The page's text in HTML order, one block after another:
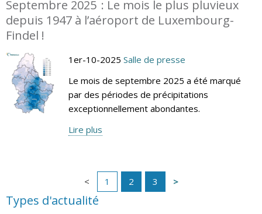
Septembre 2025 : Le mois le plus pluvieux
depuis 1947 à l’aéroport de Luxembourg-
Findel !
1er-10-2025 Salle de presse
Le mois de septembre 2025 a été marqué
par des périodes de précipitations
exceptionnellement abondantes.
Lire plus
1 2 3
Types d'actualité